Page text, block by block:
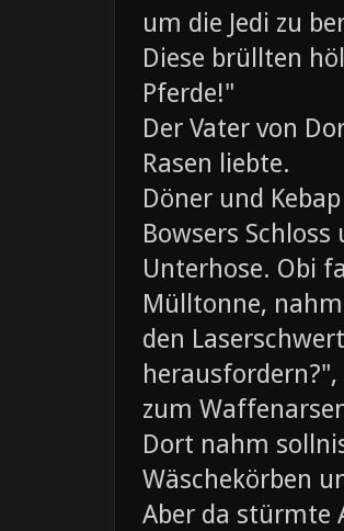
um die Jedi zu
Diese brüllten
Pferde!"
Der Vater von
Rasen liebte.
Döner und
Bowsers
Unterhose. Obi
Mülltonne,
den
zum
Dort nahm
Wäschekörben
Aber da stürmte